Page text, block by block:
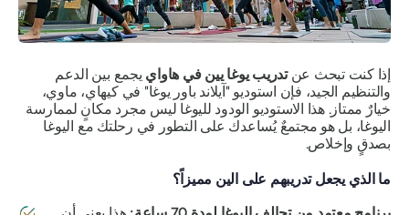
إذا كنت تبحث عنتدريب يوغا يين في هاواييجمع بين الدعم
والتنظيم الجيد، فإن استوديو "آيلاند باور يوغا" في كيهاي، ماوي،
خيارٌ ممتاز. هذا الاستوديو الودود لليوغا ليس مجرد مكانٍ لممارسة
اليوغا، بل هو مجتمعٌ يُساعدك على التطور في رحلتك مع اليوغا
بصدقٍ وإخلاص.
ما الذي يجعل تدريبهم على الين مميزاً؟